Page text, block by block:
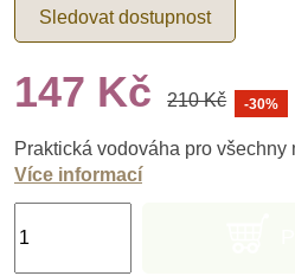
Sledovat dostupnost
147 Kč 210 Kč -30%
Praktická vodováha pro všechny
Více informací